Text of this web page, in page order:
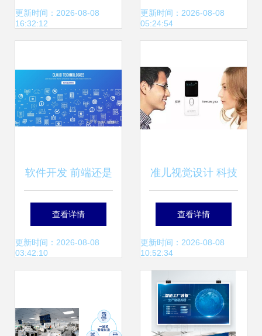
发价值探析
更新时间：2026-08-08
16:32:12
技术落地与生态服
更新时间：2026-08-08
05:24:54
软件开发 前端还是
后端？综合对比与
选择指南
查看详情
更新时间：2026-08-08
03:42:10
准儿视觉设计 科技
产品的视觉语言与
服务赋能
查看详情
更新时间：2026-08-08
10:52:34